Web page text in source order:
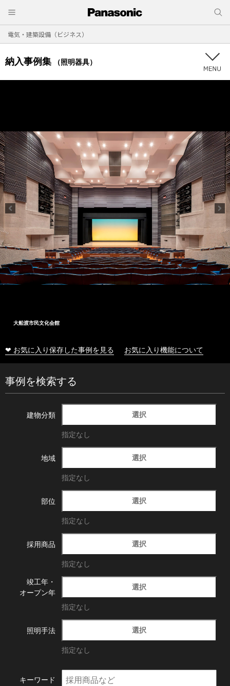
電気・建築設備（ビジネス）
納入事例集 （照明器具）
大船渡市民文化会館
❤ お気に入り保存した事例を見る お気に入り機能について
事例を検索する
建物分類 選択
指定なし
地域 選択
指定なし
部位 選択
指定なし
採用商品 選択
指定なし
竣工年・
オープン年
選択
指定なし
照明手法 選択
指定なし
キーワード